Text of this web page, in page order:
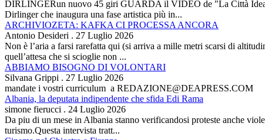
DIRLINGERun nuovo 45 giri GUARDA il VIDEO de "La Città
Dirlinger che inaugura una fase artistica più in...
ARCHIVIOZETA: KAFKA CI PROCESSA ANCORA
Antonio Desideri . 27 Luglio 2026
Non è l’aria a farsi rarefatta qui (si arriva a mille metri scarsi di
quell’attesa che si scioglie non ...
ABBIAMO BISOGNO DI VOLONTARI
Silvana Grippi . 27 Luglio 2026
mandate i vostri curriculum a REDAZIONE@DEAPRESS.COM
Albania, la deputata indipendente che sfida Edi Rama
simone fierucci . 24 Luglio 2026
Da piu di un mese in Albania stanno verificandosi proteste anche
turismo.Questa intervista tratt...